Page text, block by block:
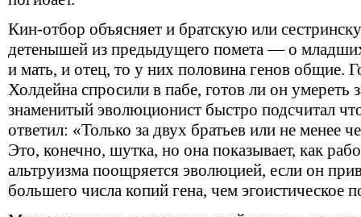
Кин-отбор объясняет и братскую или
детенышей из предыдущего помета — о
и мать, и отец, то у них половина генов общие.
Холдейна спросили в пабе, готов ли он умереть
знаменитый эволюционист быстро подсчитал
ответил: «Только за двух братьев или не менее
Это, конечно, шутка, но она показывает, как
альтруизма поощряется эволюцией, если он
большего числа копий гена, чем эгоистическое